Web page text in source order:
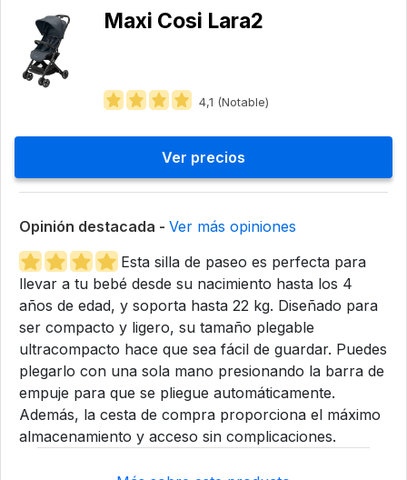
Maxi Cosi Lara2
4,1 (Notable)
Ver precios
Opinión destacada - Ver más opiniones
Esta silla de paseo es perfecta para
llevar a tu bebé desde su nacimiento hasta los 4
años de edad, y soporta hasta 22 kg. Diseñado para
ser compacto y ligero, su tamaño plegable
ultracompacto hace que sea fácil de guardar. Puedes
plegarlo con una sola mano presionando la barra de
empuje para que se pliegue automáticamente.
Además, la cesta de compra proporciona el máximo
almacenamiento y acceso sin complicaciones.